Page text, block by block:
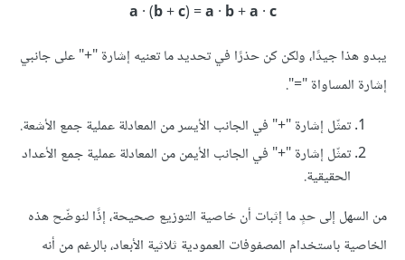
a · (b+c) =a · b+a ·c‪
يبدو هذا جيدًا، ولكن كن حذرًا في تحديد ما تعنيه إشارة "+" على جانبي
إشارة المساواة "=".
تمثّل إشارة "+" في الجانب الأيسر من المعادلة عملية جمع الأشعة.
تمثّل إشارة "+" في الجانب الأيمن من المعادلة عملية جمع الأعداد
الحقيقية.
من السهل إلى حدٍ ما إثبات أن خاصية التوزيع صحيحة، إذًا لنوضّح هذه
الخاصية باستخدام المصفوفات العمودية ثلاثية الأبعاد، بالرغم من أنه